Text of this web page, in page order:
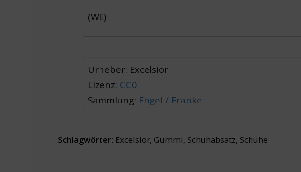
(WE)
Urheber: Excelsior
Lizenz: CC0
Sammlung: Engel / Franke
Schlagwörter: Excelsior, Gummi, Schuhabsatz, Schuhe